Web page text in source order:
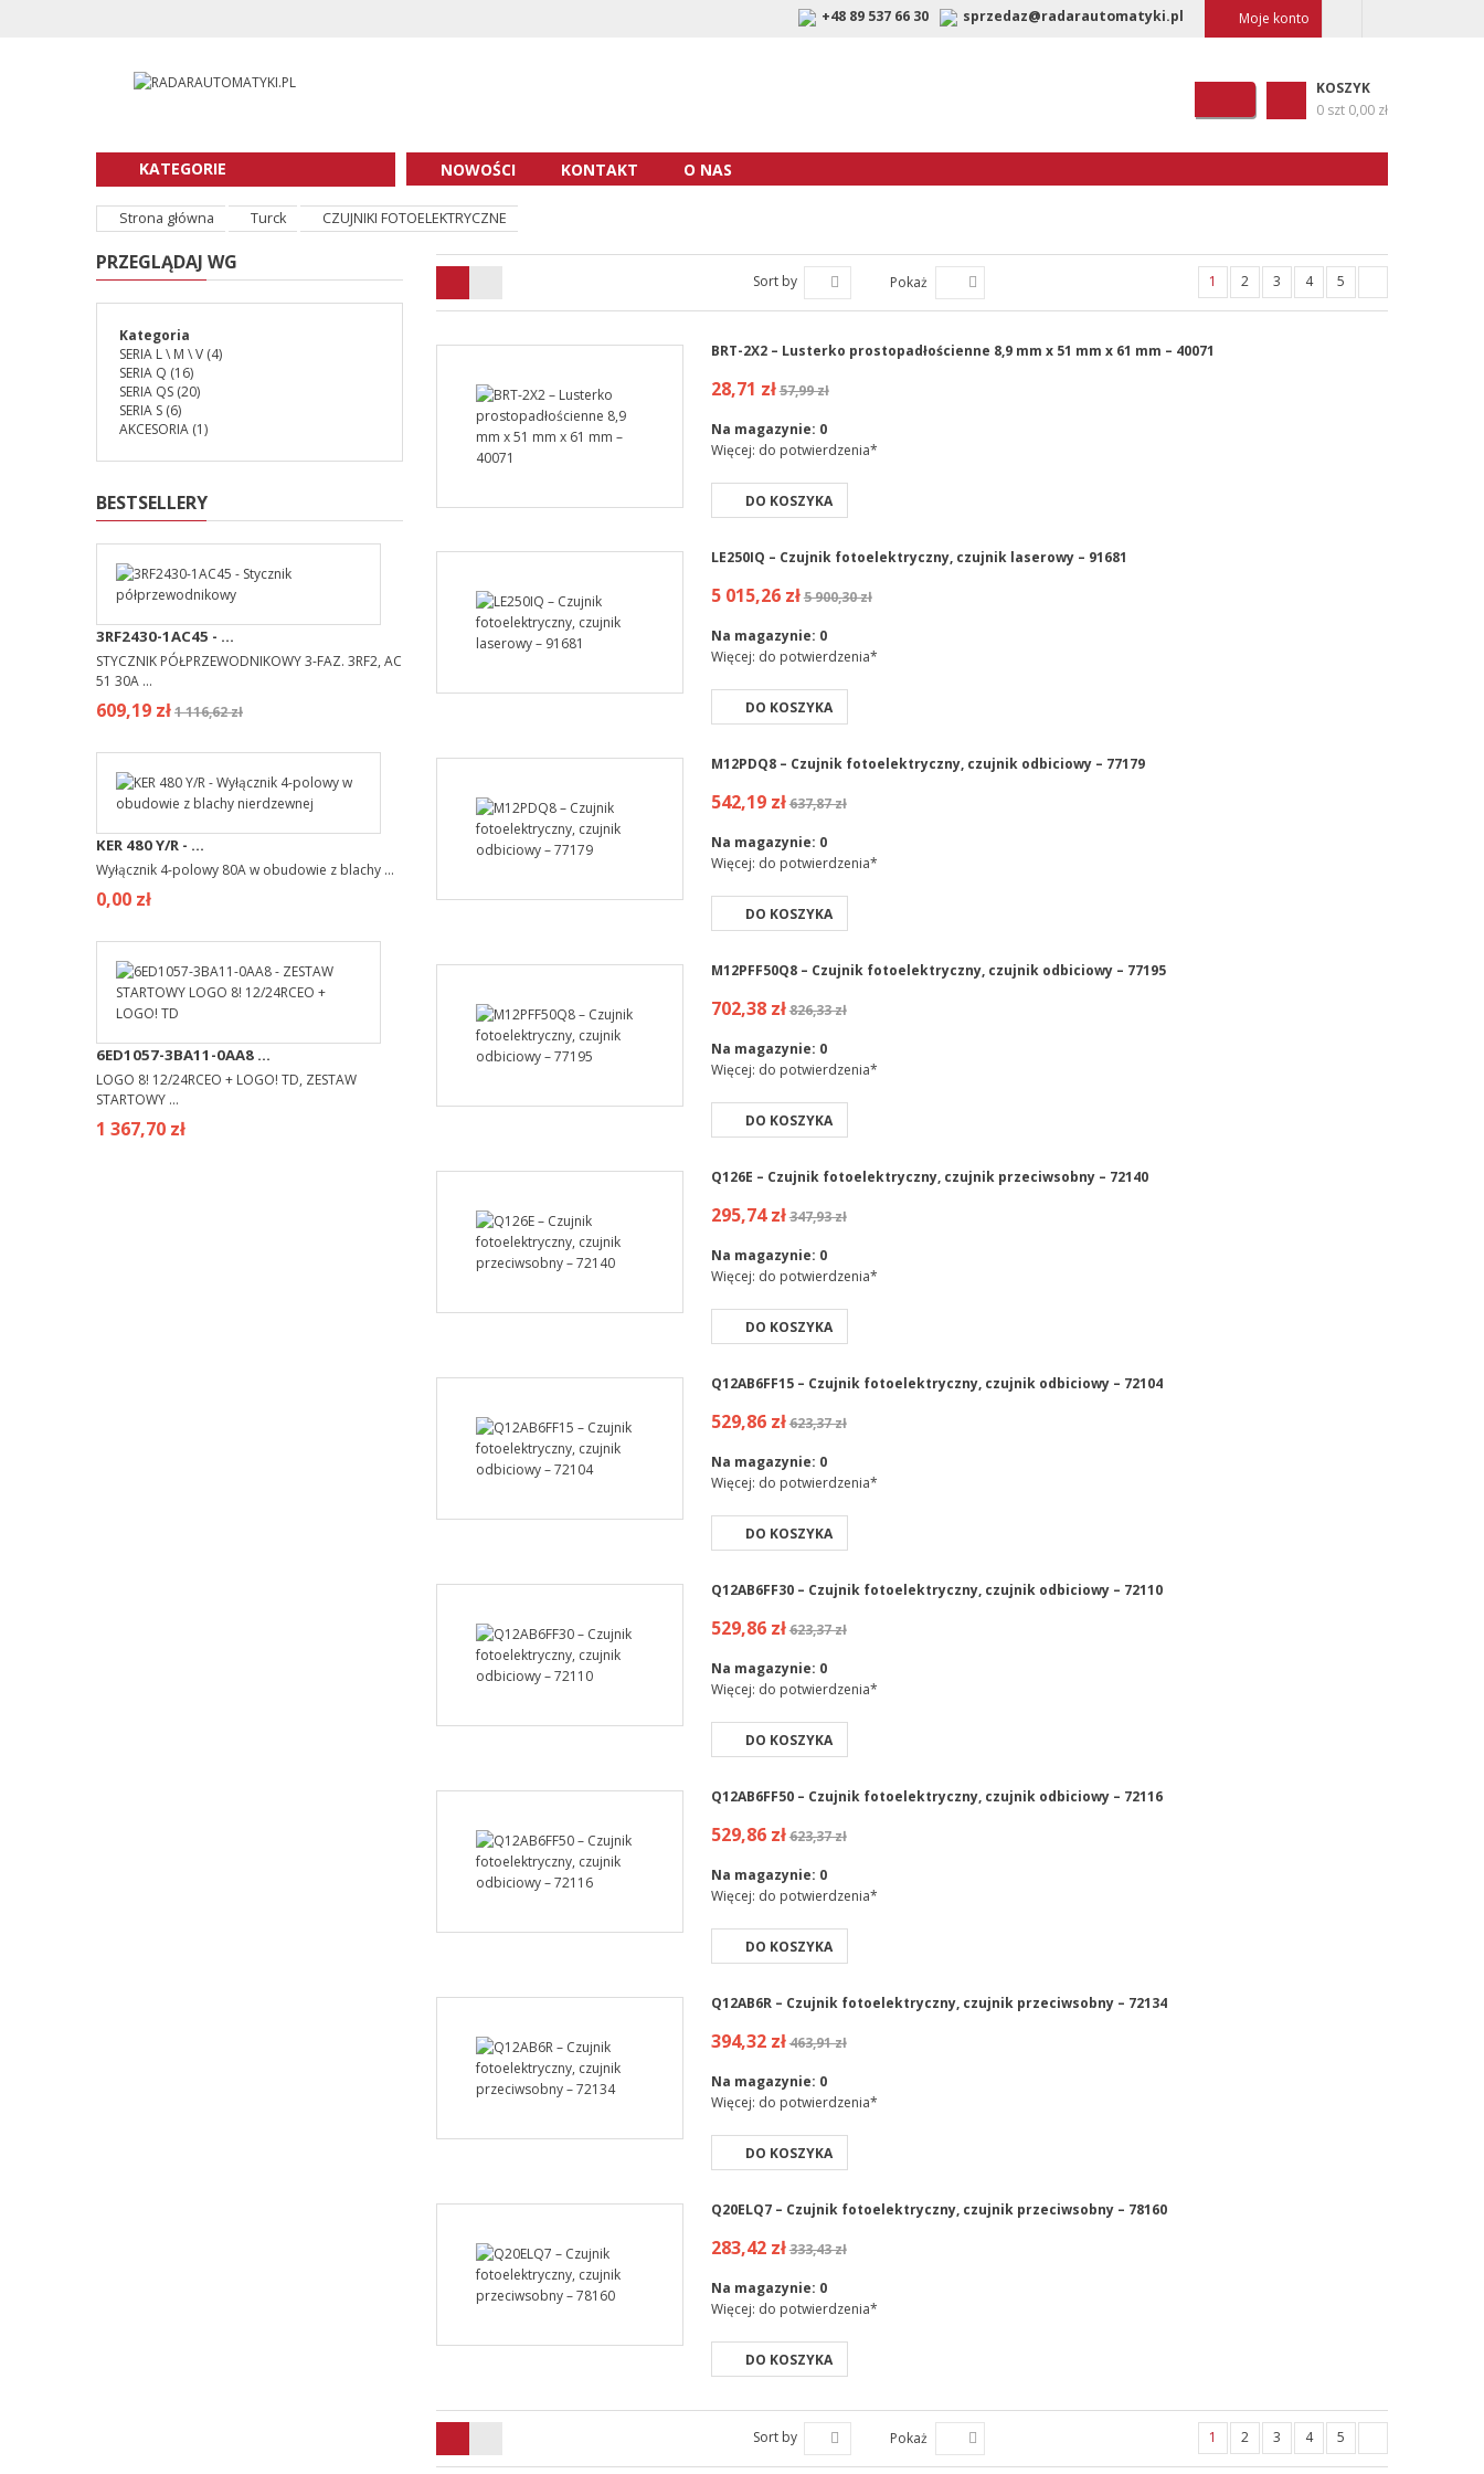
+48 89 537 66 30 sprzedaz@radarautomatyki.pl Moje konto
KOSZYK
0 szt 0,00 zł
KATEGORIE NOWOŚCI KONTAKT O NAS
Strona główna Turck CZUJNIKI FOTOELEKTRYCZNE
PRZEGLĄDAJ WG
Kategoria
SERIA L \ M \ V (4)
SERIA Q (16)
SERIA QS (20)
SERIA S (6)
AKCESORIA (1)
BESTSELLERY
3RF2430-1AC45 - ...
STYCZNIK PÓŁPRZEWODNIKOWY 3-FAZ. 3RF2, AC
51 30A ...
609,19 zł1 116,62 zł
KER 480 Y/R - ...
Wyłącznik 4-polowy 80A w obudowie z blachy ...
0,00 zł
6ED1057-3BA11-0AA8 ...
LOGO 8! 12/24RCEO + LOGO! TD, ZESTAW
STARTOWY ...
1 367,70 zł
Sort by Pokaż 1 2 3 4 5
BRT-2X2 – Lusterko prostopadłościenne 8,9 mm x 51 mm x 61 mm – 40071
28,71 zł57,99 zł
Na magazynie: 0
Więcej: do potwierdzenia*
DO KOSZYKA
LE250IQ – Czujnik fotoelektryczny, czujnik laserowy – 91681
5 015,26 zł5 900,30 zł
Na magazynie: 0
Więcej: do potwierdzenia*
DO KOSZYKA
M12PDQ8 – Czujnik fotoelektryczny, czujnik odbiciowy – 77179
542,19 zł637,87 zł
Na magazynie: 0
Więcej: do potwierdzenia*
DO KOSZYKA
M12PFF50Q8 – Czujnik fotoelektryczny, czujnik odbiciowy – 77195
702,38 zł826,33 zł
Na magazynie: 0
Więcej: do potwierdzenia*
DO KOSZYKA
Q126E – Czujnik fotoelektryczny, czujnik przeciwsobny – 72140
295,74 zł347,93 zł
Na magazynie: 0
Więcej: do potwierdzenia*
DO KOSZYKA
Q12AB6FF15 – Czujnik fotoelektryczny, czujnik odbiciowy – 72104
529,86 zł623,37 zł
Na magazynie: 0
Więcej: do potwierdzenia*
DO KOSZYKA
Q12AB6FF30 – Czujnik fotoelektryczny, czujnik odbiciowy – 72110
529,86 zł623,37 zł
Na magazynie: 0
Więcej: do potwierdzenia*
DO KOSZYKA
Q12AB6FF50 – Czujnik fotoelektryczny, czujnik odbiciowy – 72116
529,86 zł623,37 zł
Na magazynie: 0
Więcej: do potwierdzenia*
DO KOSZYKA
Q12AB6R – Czujnik fotoelektryczny, czujnik przeciwsobny – 72134
394,32 zł463,91 zł
Na magazynie: 0
Więcej: do potwierdzenia*
DO KOSZYKA
Q20ELQ7 – Czujnik fotoelektryczny, czujnik przeciwsobny – 78160
283,42 zł333,43 zł
Na magazynie: 0
Więcej: do potwierdzenia*
DO KOSZYKA
Sort by Pokaż 1 2 3 4 5